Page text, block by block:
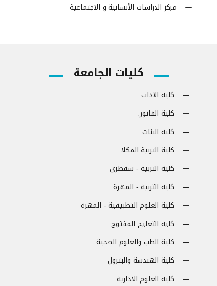
مركز الدراسات الأنسانية و الاجتماعية
كليات الجامعة
كلية الآداب
كلية القانون
كلية البنات
كلية التربية-المكلا
كلية التربية - سقطرى
كلية التربية - المهرة
كلية العلوم التطبيقية - المهرة
كلية التعليم المفتوح
كلية الطب والعلوم الصحية
كلية الهندسة والبترول
كلية العلوم الادارية